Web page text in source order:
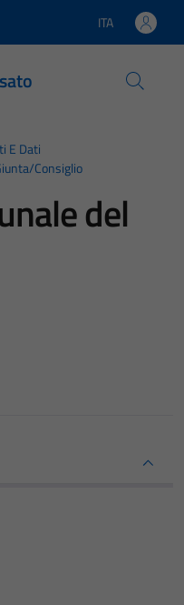
Lingua attiva:
ITA
E Dati
consiglio
del